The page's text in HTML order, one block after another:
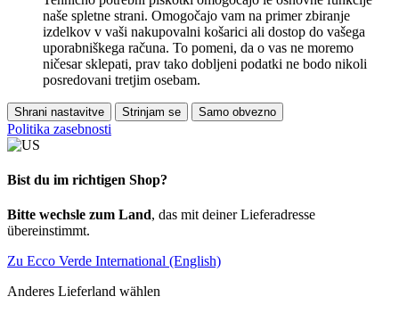
naše spletne strani. Omogočajo vam na primer zbiranje
izdelkov v vaši nakupovalni košarici ali dostop do vašega
uporabniškega računa. To pomeni, da o vas ne moremo
ničesar sklepati, prav tako dobljeni podatki ne bodo nikoli
posredovani tretjim osebam.
Shrani nastavitve Strinjam se Samo obvezno
Politika zasebnosti
Bist du im richtigen Shop?
Bitte wechsle zum Land, das mit deiner Lieferadresse
übereinstimmt.
Zu Ecco Verde International (English)
Anderes Lieferland wählen